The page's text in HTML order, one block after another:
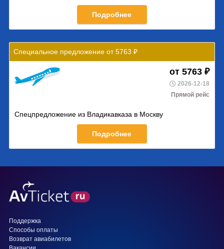
Подробнее
Специальное предложение от 5763 ₽
от 5763 ₽
2026-12-18
Прямой рейс
Спецпредложение из Владикавказа в Москву
Подробнее
Поддержка
Способы оплаты
Возврат авиабилетов